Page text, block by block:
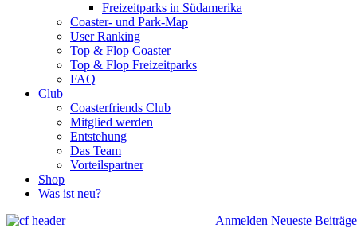
Freizeitparks in Südamerika
Coaster- und Park-Map
User Ranking
Top & Flop Coaster
Top & Flop Freizeitparks
FAQ
Club
Coasterfriends Club
Mitglied werden
Entstehung
Das Team
Vorteilspartner
Shop
Was ist neu?
Anmelden Neueste Beiträge